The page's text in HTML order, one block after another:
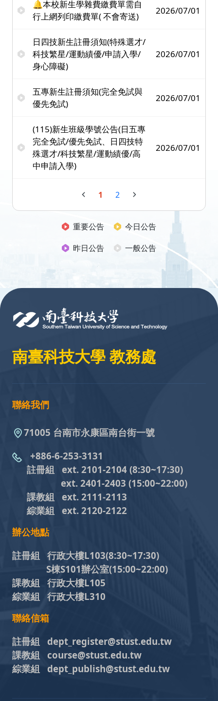
🔔本校新生學雜費繳費單需自
行上網列印繳費單( 不會寄送)
2026/07/01
日四技新生註冊須知(特殊選才/
科技繁星/運動績優/申請入學/
身心障礙)
2026/07/01
五專新生註冊須知(完全免試與
優先免試)
2026/07/01
(115)新生班級學號公告(日五專
完全免試/優先免試、日四技特
殊選才/科技繁星/運動績優/高
中申請入學)
2026/07/01
1 2
重要公告
今日公告
昨日公告
一般公告
南臺科技大學 教務處
聯絡我們
71005 台南市永康區南台街一號
+886-6-253-3131
註冊組 ext. 2101-2104 (8:30~17:30)
ext. 2401-2403 (15:00~22:00)
課教組 ext. 2111-2113
綜業組
ext. 2120-2122
辦公地點
註冊組 行政大樓L103(8:30~17:30)
S棟S101辦公室(15:00~22:00)
課教組 行政大樓L105
綜業組 行政大樓L310
聯絡信箱
註冊組 dept_register@stust.edu.tw
課教組 course@stust.edu.tw
綜業組 dept_publish@stust.edu.tw